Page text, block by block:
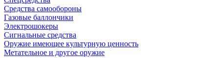
Средства самообороны
Газовые баллончики
Электрошокеры
Сигнальные средства
Оружие имеющее культурную ценность
Метательное и другое оружие